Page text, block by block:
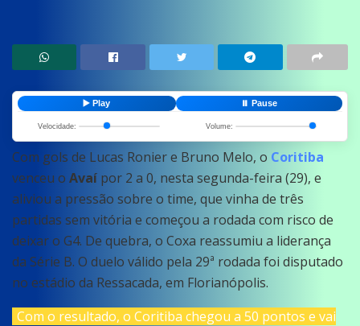
▶️ Play ⏸️ Pause
Velocidade: Volume:
Com gols de Lucas Ronier e Bruno Melo, o Coritiba
venceu o Avaí por 2 a 0, nesta segunda-feira (29), e
aliviou a pressão sobre o time, que vinha de três
partidas sem vitória e começou a rodada com risco de
deixar o G4. De quebra, o Coxa reassumiu a liderança
da Série B. O duelo válido pela 29ª rodada foi disputado
no estádio da Ressacada, em Florianópolis.
Com o resultado, o Coritiba chegou a 50 pontos e vai